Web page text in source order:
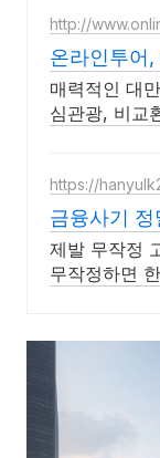
http://
온라인투어,
행!
매력적인 대
심관광, 비교
https://
금융사기 정
응 전액승
유
제발 무작정
무작정하면